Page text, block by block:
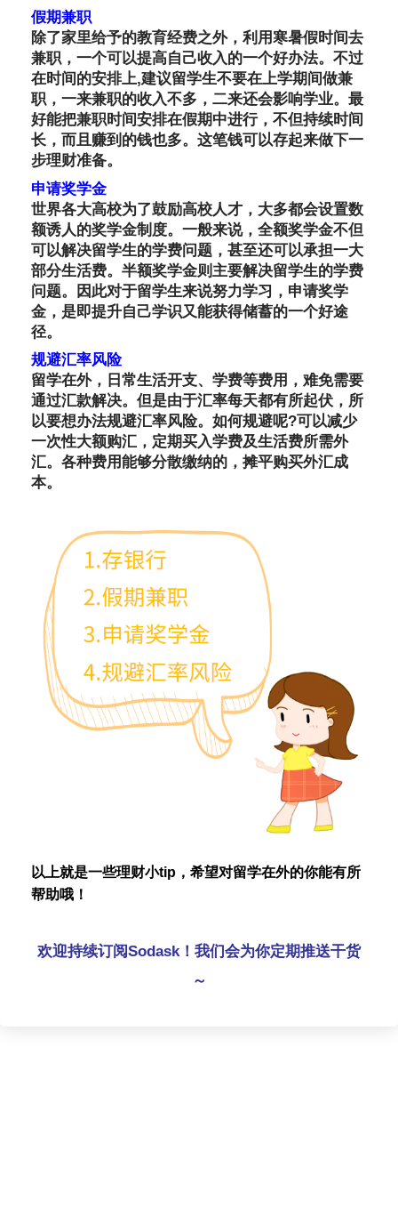
假期兼职
除了家里给予的教育经费之外，利用寒暑假时间去
兼职，一个可以提高自己收入的一个好办法。不过
在时间的安排上,建议留学生不要在上学期间做兼
职，一来兼职的收入不多，二来还会影响学业。最
好能把兼职时间安排在假期中进行，不但持续时间
长，而且赚到的钱也多。这笔钱可以存起来做下一
步理财准备。
申请奖学金
世界各大高校为了鼓励高校人才，大多都会设置数
额诱人的奖学金制度。一般来说，全额奖学金不但
可以解决留学生的学费问题，甚至还可以承担一大
部分生活费。半额奖学金则主要解决留学生的学费
问题。因此对于留学生来说努力学习，申请奖学
金，是即提升自己学识又能获得储蓄的一个好途
径。
规避汇率风险
留学在外，日常生活开支、学费等费用，难免需要
通过汇款解决。但是由于汇率每天都有所起伏，所
以要想办法规避汇率风险。如何规避呢?可以减少
一次性大额购汇，定期买入学费及生活费所需外
汇。各种费用能够分散缴纳的，摊平购买外汇成
本。
以上就是一些理财小tip，希望对留学在外的你能有所
帮助哦！
欢迎持续订阅Sodask！我们会为你定期推送干货
～